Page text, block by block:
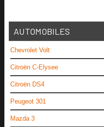
AUTOMOBILES
Chevrolet Volt
Citroën C-Elysee
Citroën DS4
Peugeot 301
Mazda 3